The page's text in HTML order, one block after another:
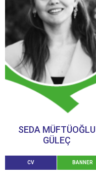
SEDA MÜFTÜOĞLU
GÜLEÇ
CV BANNER